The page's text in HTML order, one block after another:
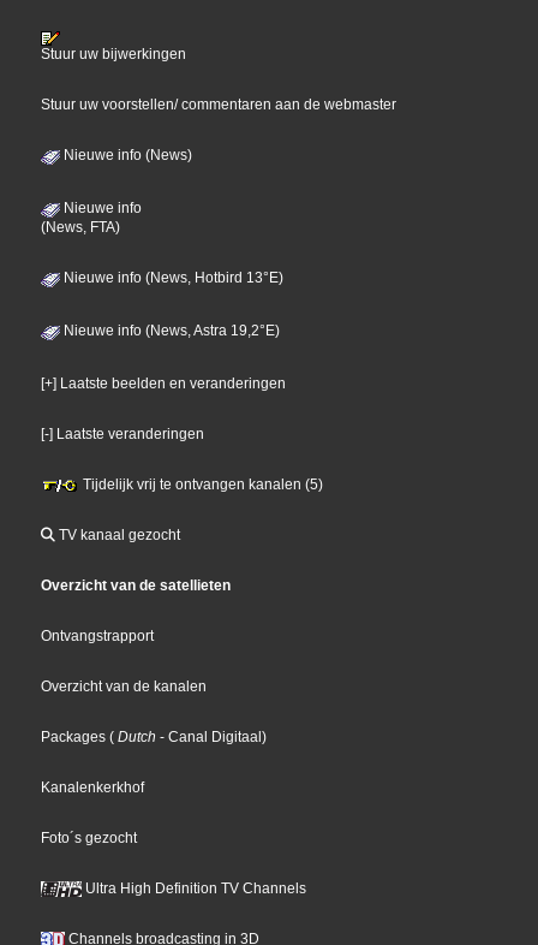
Stuur uw bijwerkingen
Stuur uw voorstellen/ commentaren aan de webmaster
Nieuwe info (News)
Nieuwe info
(News, FTA)
Nieuwe info (News, Hotbird 13°E)
Nieuwe info (News, Astra 19,2°E)
[+] Laatste beelden en veranderingen
[-] Laatste veranderingen
Tijdelijk vrij te ontvangen kanalen (5)
TV kanaal gezocht
Overzicht van de satellieten
Ontvangstrapport
Overzicht van de kanalen
Packages ( Dutch - Canal Digitaal)
Kanalenkerkhof
Foto´s gezocht
Ultra High Definition TV Channels
Channels broadcasting in 3D